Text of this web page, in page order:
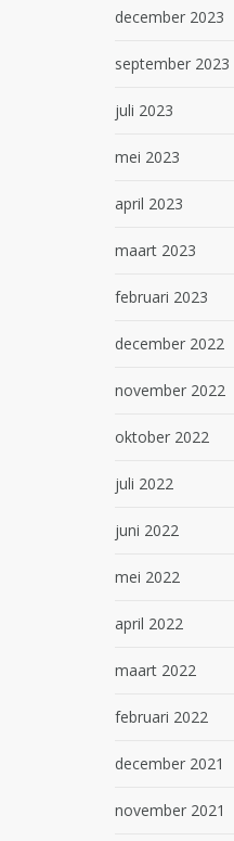
december 2023
september 2023
juli 2023
mei 2023
april 2023
maart 2023
februari 2023
december 2022
november 2022
oktober 2022
juli 2022
juni 2022
mei 2022
april 2022
maart 2022
februari 2022
december 2021
november 2021